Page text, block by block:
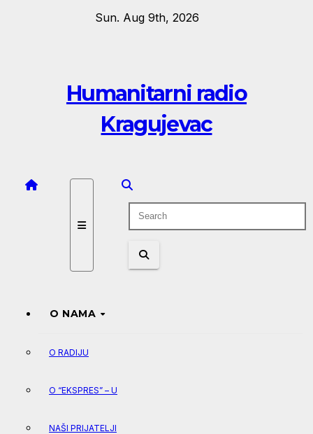
Sun. Aug 9th, 2026
Humanitarni radio
Kragujevac
O NAMA
O RADIJU
O “EKSPRES” – U
NAŠI PRIJATELJI